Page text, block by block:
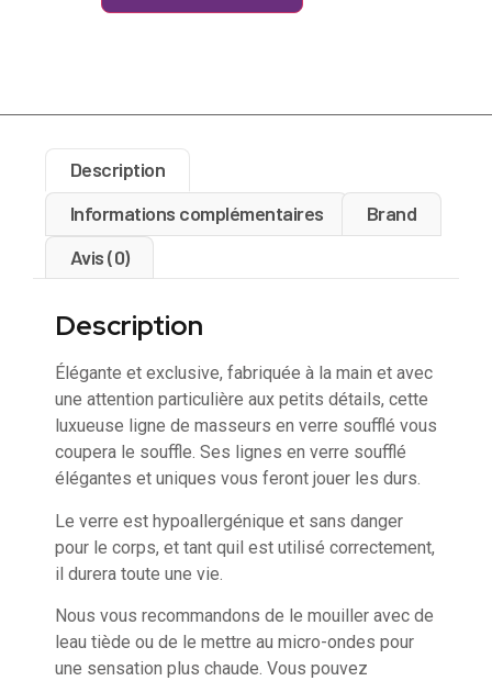
Description
Informations complémentaires
Brand
Avis (0)
Description
Élégante et exclusive, fabriquée à la main et avec
une attention particulière aux petits détails, cette
luxueuse ligne de masseurs en verre soufflé vous
coupera le souffle. Ses lignes en verre soufflé
élégantes et uniques vous feront jouer les durs.
Le verre est hypoallergénique et sans danger
pour le corps, et tant quil est utilisé correctement,
il durera toute une vie.
Nous vous recommandons de le mouiller avec de
leau tiède ou de le mettre au micro-ondes pour
une sensation plus chaude. Vous pouvez